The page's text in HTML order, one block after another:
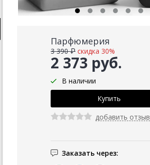
Парфюмерия
2 373 руб.
3 390 ₽ скидка 30%
В наличии
добавить отзыв
Заказать через: